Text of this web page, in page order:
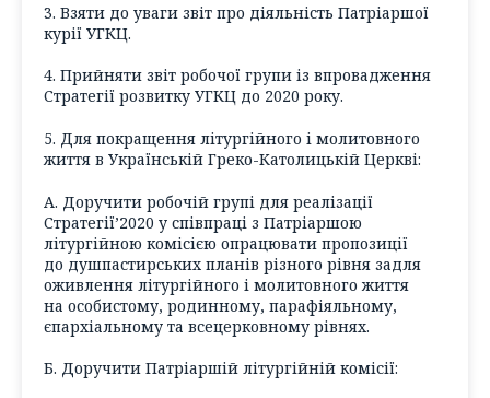
3. Взяти до уваги звіт про діяльність Патріаршої
курії УГКЦ.
4. Прийняти звіт робочої групи із впровадження
Стратегії розвитку УГКЦ до 2020 року.
5. Для покращення літургійного і молитовного
життя в Українській Греко-Католицькій Церкві:
А. Доручити робочій групі для реалізації
Стратегії’2020 у співпраці з Патріаршою
літургійною комісією опрацювати пропозиції
до душпастирських планів різного рівня задля
оживлення літургійного і молитовного життя
на особистому, родинному, парафіяльному,
єпархіальному та всецерковному рівнях.
Б. Доручити Патріаршій літургійній комісії: